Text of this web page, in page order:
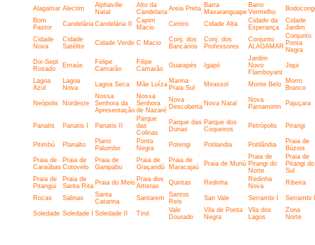
Alagamar Alecrim
Alphaville
Natal
Alto da
Candelaria Areia Preta Barra
Maxaranguape
Barro
Vermelho
Bom
Pastor
Candelária Candelária II
Capim
Macio
Centro Cidade Alta
Cidade da
Esperança
Cidade
Jardim
Cidade
Nova
Cidade
Satélite
Cidade Verde C Macio
Conj. dos
Bancários
Conj. dos
Professores
Conjunto
ALAGAMAR
Conjunto
Ponta
Negra
Dix-Sept
Rosado
Emaús
Felipe
Camarão
Filipe
Camarão
Guarapés Igapó
Jardim
Novo
Flamboyant
Jiqui
Lagoa
Azul
Lagoa
Nova
Lagoa Seca Mãe Luíza Marina
Praia Sul
Mirassol Monte Belo
Morro
Branco
Neópolis Nordeste
Nossa
Senhora da
Apresentação
Nossa
Senhora
de Nazaré
Nova
Descoberta Nova Natal
Nova
Parnamirim
Pajuçara
Panatis Panatis I Panatis II
Parque
das
Colinas
Parque das
Dunas
Parque dos
Coqueiros
Petrópolis Pirangi
Pitimbú Planalto
Plano
Palumbo
Ponta
Negra
Potengi Potilandia Potilândia
Praia de
Búzios
Praia de
Caraúbas
Praia de
Cotovelo
Praia de
Ganipabu
Praia de
Graçandú
Praia de
Maracajaú
Praia de Muriú
Praia de
Pirangi do
Norte
Praia de
Pirangi do
Sul
Praia de
Pitangui
Praia de
Santa Rita Praia do Meio Praia dos
Artistas
Quintas Redinha
Redinha
Nova
Ribeira
Rocas Salinas
Santa
Catarina
Santarem
Santos
Reis
San Vale Serrambi I Serrambi
Soledade Soledade I Soledade II Tirol
Vale
Dourado
Vila de Ponta
Negra
Vila dos
Lagos
Zona
Norte